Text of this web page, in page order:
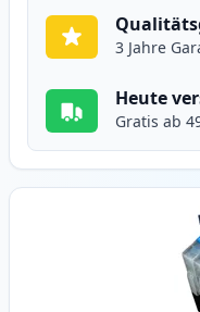
3 Jahre
Heute
Gratis ab